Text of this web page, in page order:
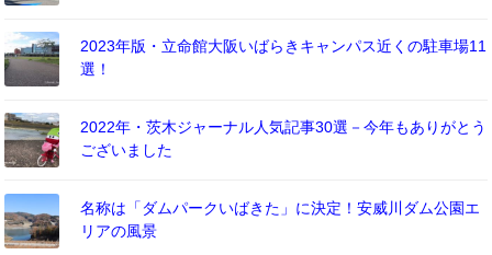
2023年版・立命館大阪いばらきキャンパス近くの駐車場11
選！
2022年・茨木ジャーナル人気記事30選－今年もありがとう
ございました
名称は「ダムパークいばきた」に決定！安威川ダム公園エ
リアの風景